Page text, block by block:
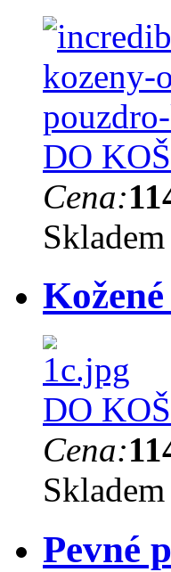
DO
Cena:
Skladem
DO
Cena:
Skladem
Pevné